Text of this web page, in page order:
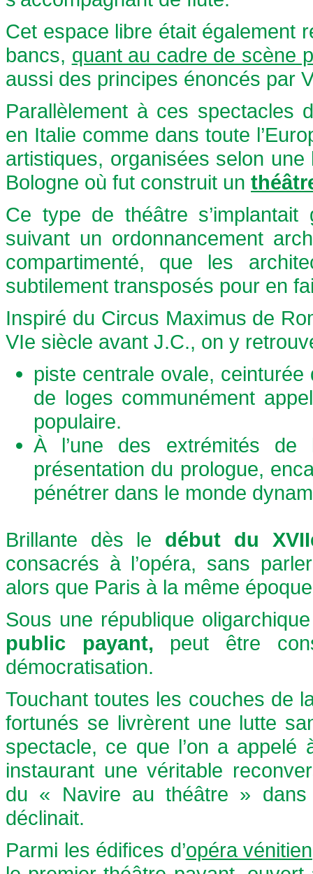
Cet espace libre était également
bancs, quant au cadre de scène
aussi des principes énoncés par
Parallèlement à ces spectacles
en Italie comme dans toute
artistiques, organisées selon
Bologne où fut construit un
Ce type de théâtre s’implantait
suivant un ordonnancement
compartimenté, que les
subtilement transposés pour en
Inspiré du Circus Maximus de
VIe siècle avant J.C., on y
piste centrale ovale,
de loges communément
populaire.
À l’une des extrémités
présentation du prologue,
pénétrer dans le monde
Brillante dès le début du
consacrés à l’opéra, sans
alors que Paris à la même
Sous une république
public payant, peut être
démocratisation.
Touchant toutes les couches de
fortunés se livrèrent une lutte
spectacle, ce que l’on a
instaurant une véritable
du « Navire au théâtre »
déclinait.
Parmi les édifices d’opéra